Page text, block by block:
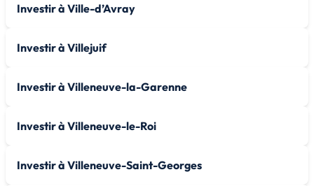
Investir à Ville-d’Avray
Investir à Villejuif
Investir à Villeneuve-la-Garenne
Investir à Villeneuve-le-Roi
Investir à Villeneuve-Saint-Georges